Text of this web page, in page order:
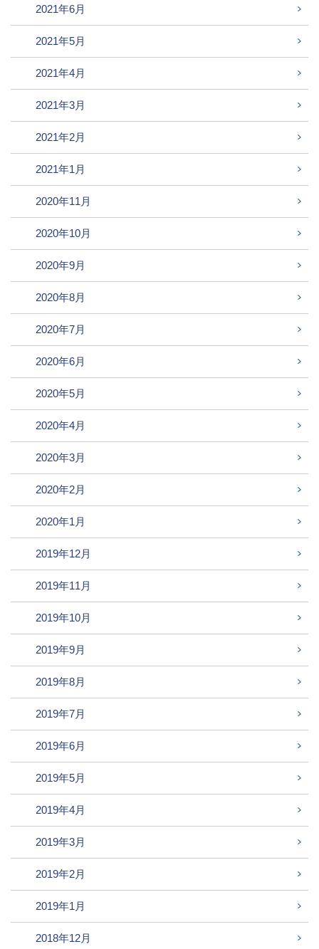
2021年6月
2021年5月
2021年4月
2021年3月
2021年2月
2021年1月
2020年11月
2020年10月
2020年9月
2020年8月
2020年7月
2020年6月
2020年5月
2020年4月
2020年3月
2020年2月
2020年1月
2019年12月
2019年11月
2019年10月
2019年9月
2019年8月
2019年7月
2019年6月
2019年5月
2019年4月
2019年3月
2019年2月
2019年1月
2018年12月